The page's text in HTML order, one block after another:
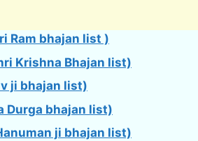
Ram bhajan list )
Krishna Bhajan list)
ji bhajan list)
Durga bhajan list)
ji bhajan list)